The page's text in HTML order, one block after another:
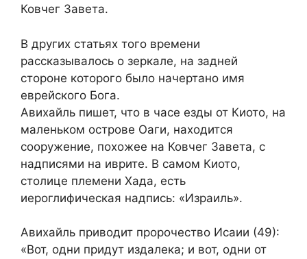
Ковчег Завета.
В других статьях того времени
рассказывалось о зеркале, на задней
стороне которого было начертано имя
еврейского Бога.
Авихайль пишет, что в часе езды от Киото, на
маленьком острове Оаги, находится
сооружение, похожее на Ковчег Завета, с
надписями на иврите. В самом Киото,
столице племени Хада, есть
иероглифическая надпись: «Израиль».
Авихайль приводит пророчество Исаии (49):
«Вот, одни придут издалека; и вот, одни от